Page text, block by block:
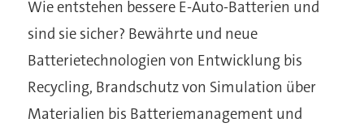
Wie entstehen bessere E-Auto-Batterien und
sind sie sicher? Bewährte und neue
Batterietechnologien von Entwicklung bis
Recycling, Brandschutz von Simulation über
Materialien bis Batteriemanagement und